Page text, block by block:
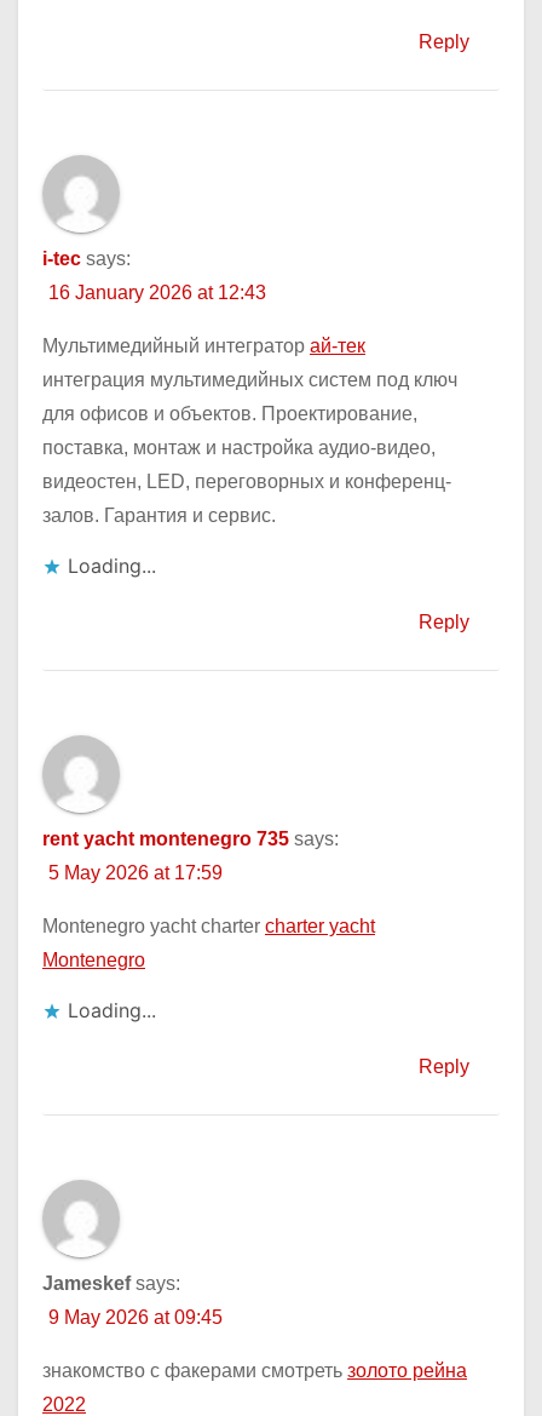
Reply
i-tec says:
16 January 2026 at 12:43
Мультимедийный интегратор ай-тек
интеграция мультимедийных систем под ключ
для офисов и объектов. Проектирование,
поставка, монтаж и настройка аудио-видео,
видеостен, LED, переговорных и конференц-
залов. Гарантия и сервис.
Loading...
Reply
rent yacht montenegro 735 says:
5 May 2026 at 17:59
Montenegro yacht charter charter yacht
Montenegro
Loading...
Reply
Jameskef says:
9 May 2026 at 09:45
знакомство с факерами смотреть золото рейна
2022